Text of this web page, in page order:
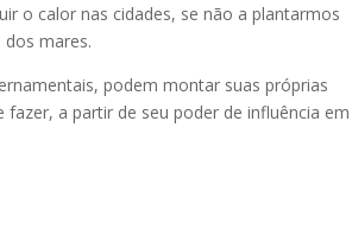
o calor nas cidades, se não a plantarmos
mares.
podem montar suas próprias
a partir de seu poder de influência em